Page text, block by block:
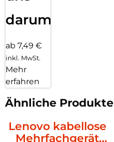
darum!
ab 7,49 €
inkl. MwSt.
Mehr
erfahren
Ähnliche Produkte
Lenovo kabellose
Mehrfachgerät